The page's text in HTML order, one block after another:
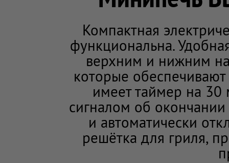
Компактная
функциональна.
верхним и нижним
которые
имеет таймер на 30
сигналом об
и автоматически
решётка для гриля,